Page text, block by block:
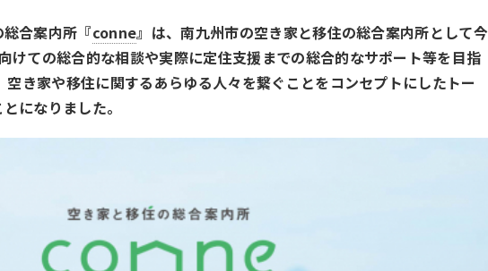
合案内所『conne』は、南九州市の空き家と移住の総合案内所として今
けての総合的な相談や実際に定住支援までの総合的なサポート等を目指
空き家や移住に関するあらゆる人々を繋ぐことをコンセプトにしたトー
になりました。